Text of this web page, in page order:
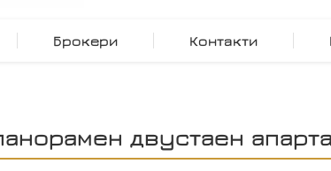
Брокери Контакти
двустаен